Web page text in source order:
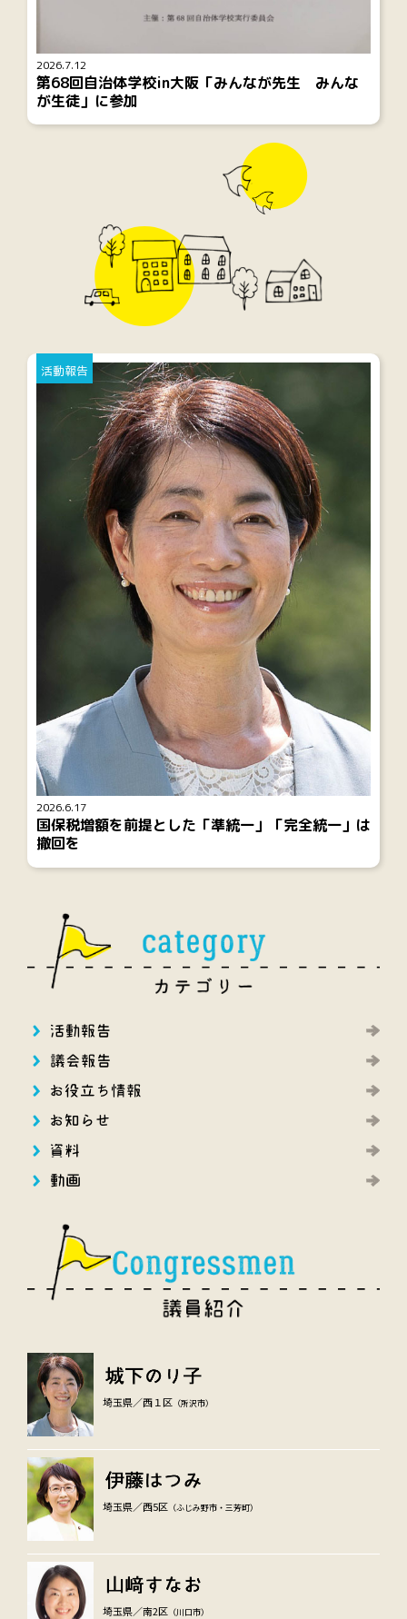
2026.7.12
第68回自治体学校in大阪「みんなが先生 みんな
が生徒」に参加
2026.6.17
活動報告
国保税増額を前提とした「準統一」「完全統一」は
撤回を
埼玉県／西１区 （所沢市）
埼玉県／西5区 （ふじみ野市・三芳町）
埼玉県／南2区 （川口市）